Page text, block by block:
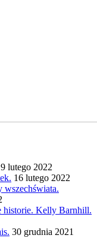
lutego 2022
16 lutego 2022
wszechświata.
historie. Kelly Barnhill.
30 grudnia 2021